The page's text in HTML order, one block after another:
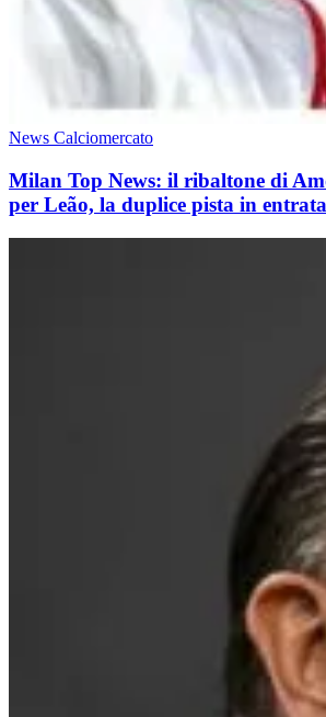
News Calciomercato
Milan Top News: il ribaltone di
per Leão, la duplice pista in entrata